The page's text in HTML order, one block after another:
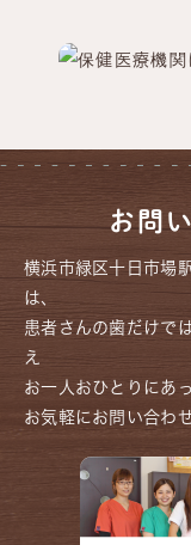
お問
横浜市緑区十日市場
は、
患者さんの歯だけで
え
お一人おひとりにあ
お気軽にお問い合わ